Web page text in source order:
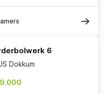
6
Dokkum